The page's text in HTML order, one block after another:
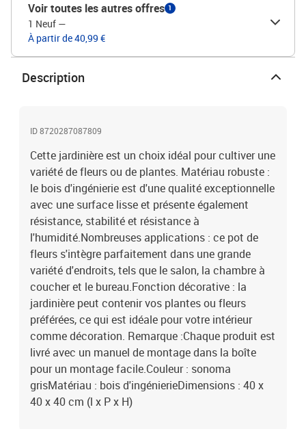
Voir toutes les autres offres 1
1 Neuf —
À partir de 40,99 €
Description
ID 8720287087809
Cette jardinière est un choix idéal pour cultiver une
variété de fleurs ou de plantes. Matériau robuste :
le bois d'ingénierie est d'une qualité exceptionnelle
avec une surface lisse et présente également
résistance, stabilité et résistance à
l'humidité.Nombreuses applications : ce pot de
fleurs s'intègre parfaitement dans une grande
variété d'endroits, tels que le salon, la chambre à
coucher et le bureau.Fonction décorative : la
jardinière peut contenir vos plantes ou fleurs
préférées, ce qui est idéale pour votre intérieur
comme décoration. Remarque :Chaque produit est
livré avec un manuel de montage dans la boîte
pour un montage facile.Couleur : sonoma
grisMatériau : bois d'ingénierieDimensions : 40 x
40 x 40 cm (l x P x H)